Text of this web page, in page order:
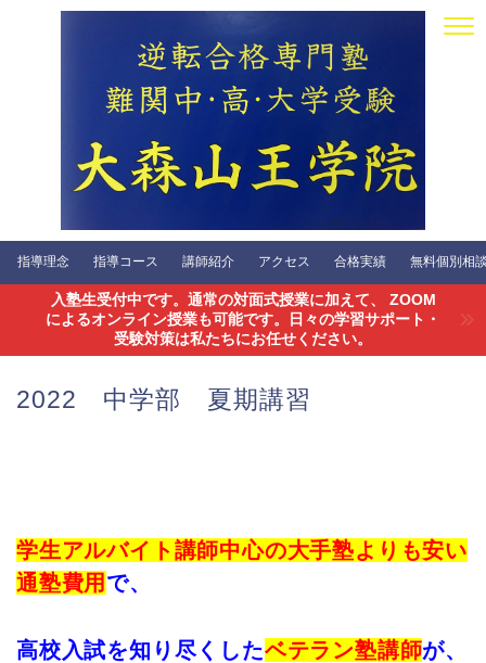
指導理念 指導コース 講師紹介 アクセス 合格実績 無料個別相
入塾生受付中です。通常の対面式授業に加えて、 ZOOM
によるオンライン授業も可能です。日々の学習サポート・
受験対策は私たちにお任せください。
2022 中学部 夏期講習
学生アルバイト講師中心の大手塾よりも安い
通塾費用 で、
高校入試を知り尽くしたベテラン塾講師が、